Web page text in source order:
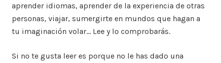
aprender idiomas, aprender de la experiencia de otras
personas, viajar, sumergirte en mundos que hagan a
tu imaginación volar… Lee y lo comprobarás.
Si no te gusta leer es porque no le has dado una